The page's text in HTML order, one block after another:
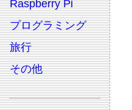
Raspberry Pi
プログラミング
旅行
その他